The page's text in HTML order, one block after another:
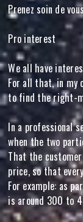
Prenez soin de
Pro interest
We all have
For all that, in my
to find the right-
In a professional
when the two
That the
price, so that
For example: as
is around 300 to